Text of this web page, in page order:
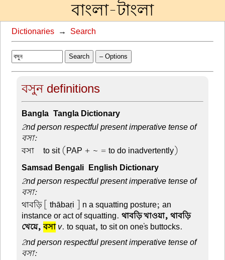
বাংলা-টাংলা
Dictionaries → Search
Search – Options
বসুন definitions
Bangla-Tangla Dictionary
2nd person respectful present imperative tense of
বসা:
বসা –to sit (PAP + ~ = to do inadvertently)
Samsad Bengali-English Dictionary
2nd person respectful present imperative tense of
বসা:
থাবড়ি[ thābaṛi ] n a squatting posture; an
instance or act of squatting.থাবড়ি খাওয়া, থাবড়ি
খেয়ে,বসা v. to squat, to sit on one's buttocks.
2nd person respectful present imperative tense of
বসা: